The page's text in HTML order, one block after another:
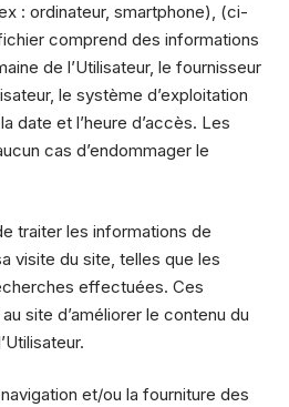
: ordinateur, smartphone), (ci-
comprend des informations
de l’Utilisateur, le fournisseur
le système d’exploitation
date et l’heure d’accès. Les
cas d’endommager le
traiter les informations de
visite du site, telles que les
effectuées. Ces
site d’améliorer le contenu du
et/ou la fourniture des